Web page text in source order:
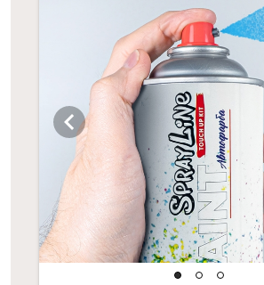
chevron_left